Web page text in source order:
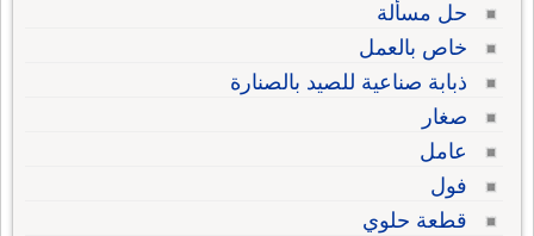
حل مسألة
خاص بالعمل
ذبابة صناعية للصيد بالصنارة
صغار
عامل
فول
قطعة حلوي